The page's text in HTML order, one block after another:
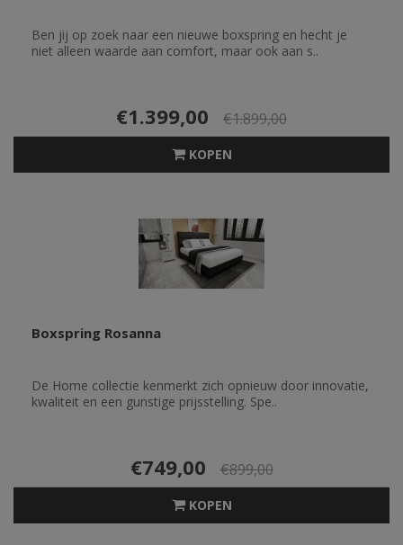
Ben jij op zoek naar een nieuwe boxspring en hecht je
niet alleen waarde aan comfort, maar ook aan s..
€1.399,00 €1.899,00
KOPEN
Boxspring Rosanna
De Home collectie kenmerkt zich opnieuw door innovatie,
kwaliteit en een gunstige prijsstelling. Spe..
€749,00 €899,00
KOPEN